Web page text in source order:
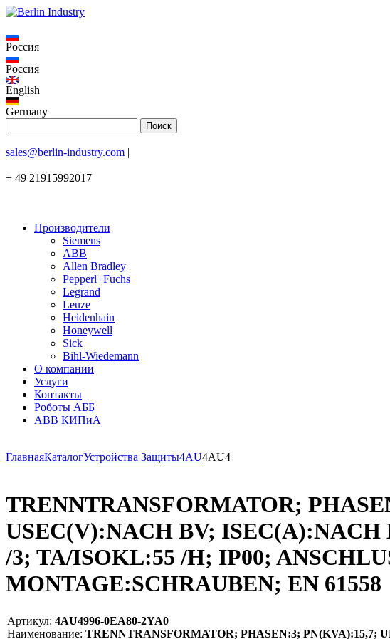
Россия
Россия
English
Germany
sales@berlin-industry.com |
+ 49 21915992017
Производители
Siemens
ABB
Allen Bradley
Pepperl+Fuchs
Legrand
Leuze
Heidenhain
Honeywell
Sick
Bihl-Wiedemann
О компании
Услуги
Контакты
Роботы АББ
ABB КИПиА
ГлавнаяКаталогУстройства Защиты4AU4AU4
TRENNTRANSFORMATOR;
USEC(V):NACH BV;
/3; TA/ISOKL:55 /H; IP00;
MONTAGE:SCHRAUBEN; EN 61558
Артикул: 4AU4996-0EA80-2YA0
Наименование: TRENNTRANSFORMATOR; PHASEN:3; PN(KVA):15,7;